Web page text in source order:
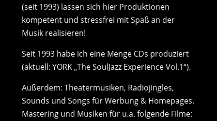
(seit 1993) lassen sich hier Produktionen
kompetent und stressfrei mit Spaß an der
Musik realisieren!
Seit 1993 habe ich eine Menge CDs produziert
(aktuell: YORK „The SoulJazz Experience Vol.1“).
Außerdem: Theatermusiken, Radiojingles,
Sounds und Songs für Werbung & Homepages.
Mastering und Musiken für u.a. folgende Filme: